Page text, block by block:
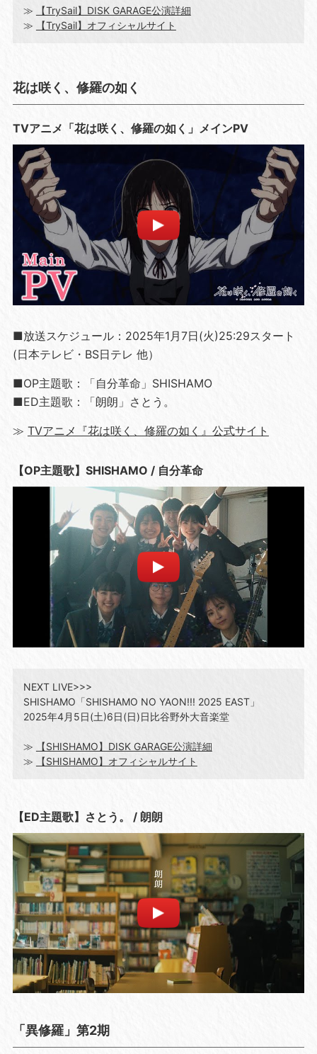
≫
【TrySail】DISK GARAGE公演詳細
≫
【TrySail】オフィシャルサイト
花は咲く、修羅の如く
TVアニメ「花は咲く、修羅の如く」メインPV
■放送スケジュール：2025年1月7日(火)25:29スタート
(日本テレビ・BS日テレ 他）
■OP主題歌：「自分革命」SHISHAMO
■ED主題歌：「朗朗」さとう。
≫ TVアニメ『花は咲く、修羅の如く』公式サイト
【OP主題歌】SHISHAMO / 自分革命
NEXT LIVE>>>
SHISHAMO「SHISHAMO NO YAON!!! 2025 EAST」
2025年4月5日(土)6日(日)日比谷野外大音楽堂
≫
【SHISHAMO】DISK GARAGE公演詳細
≫
【SHISHAMO】オフィシャルサイト
【ED主題歌】さとう。 / 朗朗
「異修羅」第2期